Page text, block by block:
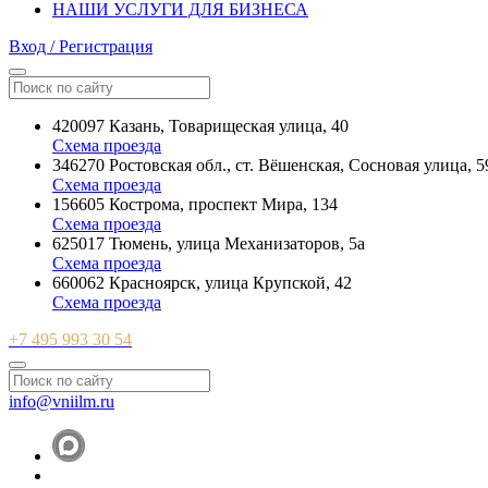
НАШИ УСЛУГИ ДЛЯ БИЗНЕСА
Вход / Регистрация
420097 Казань, Товарищеская улица, 40
Схема проезда
346270 Ростовская обл., ст. Вёшенская, Сосновая улица,
Схема проезда
156605 Кострома, проспект Мира, 134
Схема проезда
625017 Тюмень, улица Механизаторов, 5а
Схема проезда
660062 Красноярск, улица Крупской, 42
Схема проезда
+7 495 993 30 54
info@vniilm.ru